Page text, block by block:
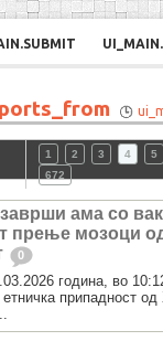
1 2 3 4
5
672
ама со
прење мозоци
0
година, во
етничка припадност